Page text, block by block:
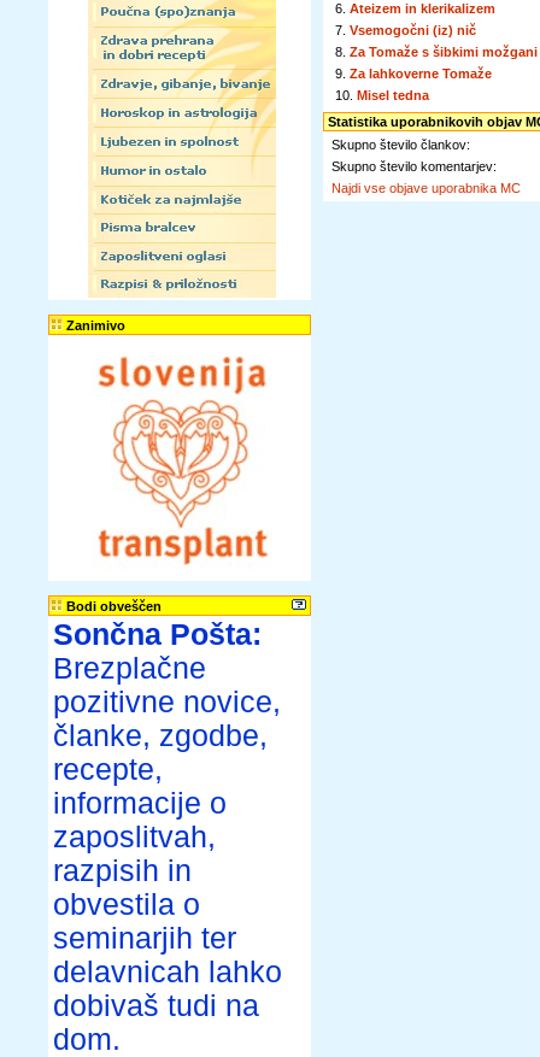
Zanimivo
Bodi obveščen
Sončna Pošta:
Brezplačne
pozitivne novice,
članke, zgodbe,
recepte,
informacije o
zaposlitvah,
razpisih in
obvestila o
seminarjih ter
delavnicah lahko
dobivaš tudi na
dom.
6. Ateizem in klerikalizem
7. Vsemogočni (iz) nič
8. Za Tomaže s šibkimi možgani
9. Za lahkoverne Tomaže
10. Misel tedna
Statistika uporabnikovih objav
Skupno število člankov:
Skupno število komentarjev:
Najdi vse objave uporabnika MC